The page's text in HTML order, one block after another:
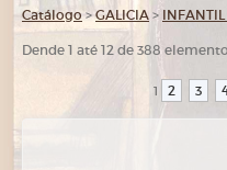
Catálogo >GALICIA >
Dende 1 até 12 de 388
1 2 3